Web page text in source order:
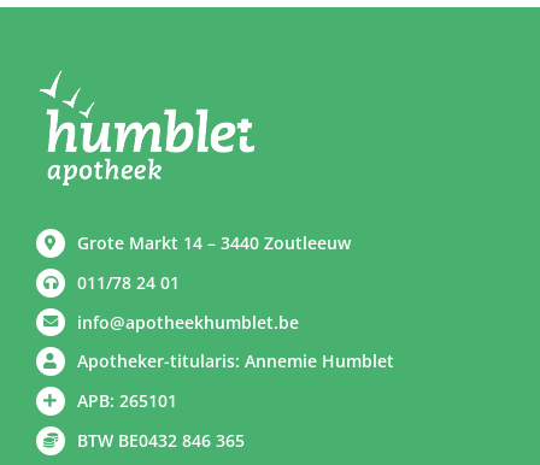
Grote Markt 14 – 3440 Zoutleeuw
011/78 24 01
info@apotheekhumblet.be
Apotheker-titularis: Annemie Humblet
APB: 265101
BTW BE0432 846 365